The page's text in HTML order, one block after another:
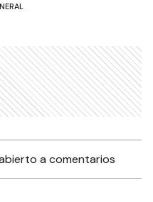
a comentarios